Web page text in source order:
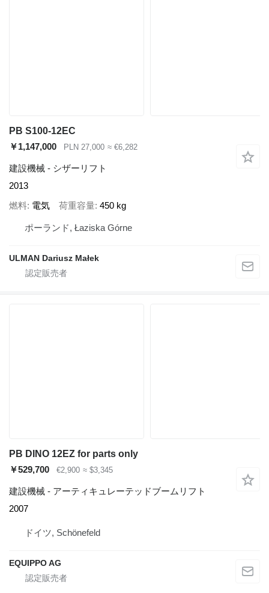
PB S100-12EC
￥1,147,000
PLN 27,000 ≈ €6,282
建設機械 - シザーリフト
2013
燃料 電気 荷重容量 450 kg
ポーランド, Łaziska Górne
ULMAN Dariusz Małek
PB DINO 12EZ for parts only
￥529,700
€2,900 ≈ $3,345
建設機械 - アーティキュレーテッドブームリフト
2007
ドイツ, Schönefeld
EQUIPPO AG